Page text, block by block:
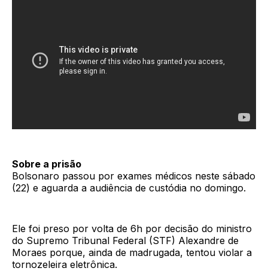
Sobre a prisão
Bolsonaro passou por exames médicos neste sábado
(22) e aguarda a audiência de custódia no domingo.
Ele foi preso por volta de 6h por decisão do ministro
do Supremo Tribunal Federal (STF) Alexandre de
Moraes porque, ainda de madrugada, tentou violar a
tornozeleira eletrônica.